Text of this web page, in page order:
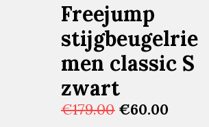
Freejump
stijgbeugelrie
men classic S
zwart
€179.00 €60.00